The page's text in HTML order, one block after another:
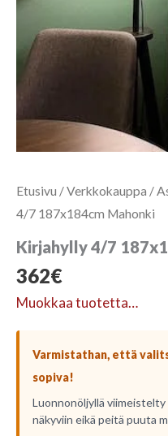
Etusivu /Verkkokauppa /
4/7 187x184cm Mahonki
Kirjahylly 4/7
362€
Muokkaa tuotetta…
Varmistathan, että
sopiva!
Luonnonöljyllä
näkyviin eikä peitä puuta